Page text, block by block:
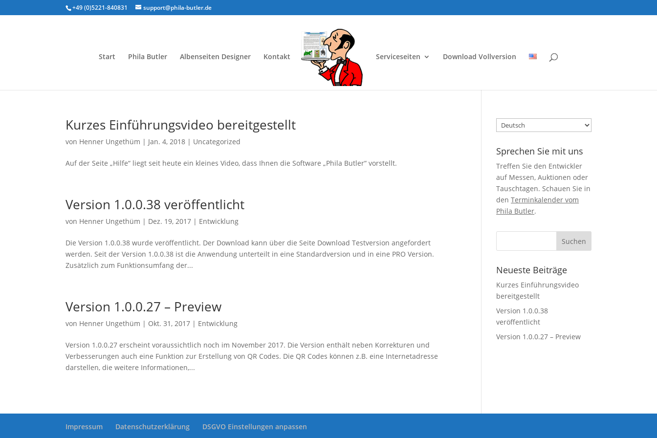
+49 (0)5221-840831 support@phila-butler.de
Start Phila Butler Albenseiten Designer Kontakt Serviceseiten Download Vollversion
Kurzes Einführungsvideo bereitgestellt
von Henner Ungethüm | Jan. 4, 2018 | Uncategorized
Auf der Seite „Hilfe“ liegt seit heute ein kleines Video, dass Ihnen die Software „Phila Butler“ vorstellt.
Version 1.0.0.38 veröffentlicht
von Henner Ungethüm | Dez. 19, 2017 | Entwicklung
Die Version 1.0.0.38 wurde veröffentlicht. Der Download kann über die Seite Download Testversion angefordert
werden. Seit der Version 1.0.0.38 ist die Anwendung unterteilt in eine Standardversion und in eine PRO Version.
Zusätzlich zum Funktionsumfang der...
Version 1.0.0.27 – Preview
von Henner Ungethüm | Okt. 31, 2017 | Entwicklung
Version 1.0.0.27 erscheint voraussichtlich noch im November 2017. Die Version enthält neben Korrekturen und
Verbesserungen auch eine Funktion zur Erstellung von QR Codes. Die QR Codes können z.B. eine Internetadresse
darstellen, die weitere Informationen,...
Sprache
auswählen
Sprechen Sie mit uns
Treffen Sie den Entwickler
auf Messen, Auktionen oder
Tauschtagen. Schauen Sie in
denTerminkalender vom
Phila Butler.
Neueste Beiträge
Kurzes Einführungsvideo
bereitgestellt
Version 1.0.0.38
veröffentlicht
Version 1.0.0.27 – Preview
Impressum Datenschutzerklärung DSGVO Einstellungen anpassen